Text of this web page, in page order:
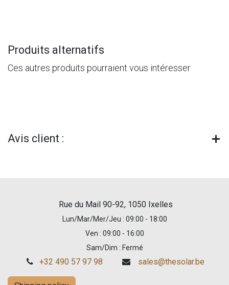
Produits alternatifs
Ces autres produits pourraient vous intéresser
Avis client :
Rue du Mail 90-92, 1050 Ixelles
Lun/Mar/Mer/Jeu : 09:00 - 18:00
Ven : 09:00 - 16:00
Sam/Dim : Fermé
+32 490 57 97 98 sales@thesolar.be